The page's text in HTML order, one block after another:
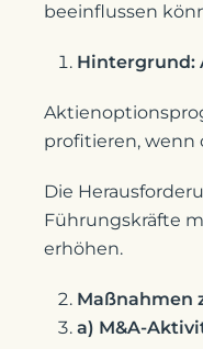
beeinflussen
Hintergrund:
profitieren, wenn
Die
Führungskräfte
erhöhen.
Maßnahmen
a) M&A-